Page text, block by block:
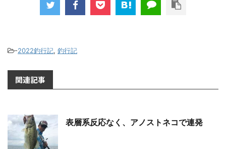
-2022釣行記, 釣行記
関連記事
表層系反応なく、アノストネコで連発